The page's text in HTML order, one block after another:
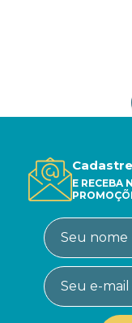
E RECEBA